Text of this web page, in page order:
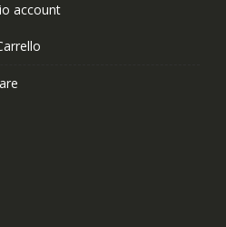
account